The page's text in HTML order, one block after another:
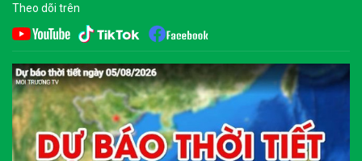
Theo dõi trên